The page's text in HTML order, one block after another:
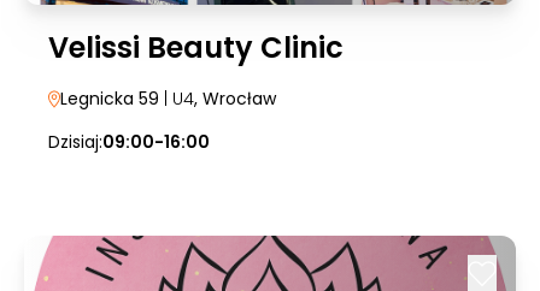
Velissi Beauty Clinic
Legnicka 59 | U4, Wrocław
Dzisiaj:09:00-16:00